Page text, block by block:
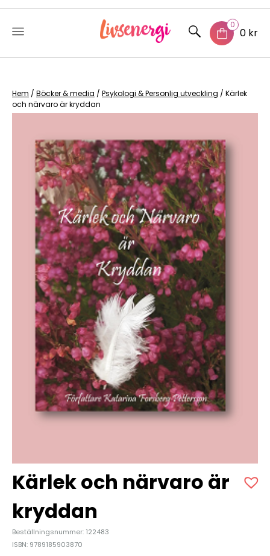
content
0
0 kr
Hem / Böcker & media / Psykologi & Personlig utveckling / Kärlek
och närvaro är kryddan
Kärlek och närvaro är
kryddan
Beställningsnummer: 122483
ISBN: 9789185903870